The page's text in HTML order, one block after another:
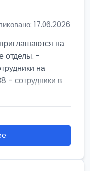
17.06.2026
на
отделы. -
на
- сотрудники в